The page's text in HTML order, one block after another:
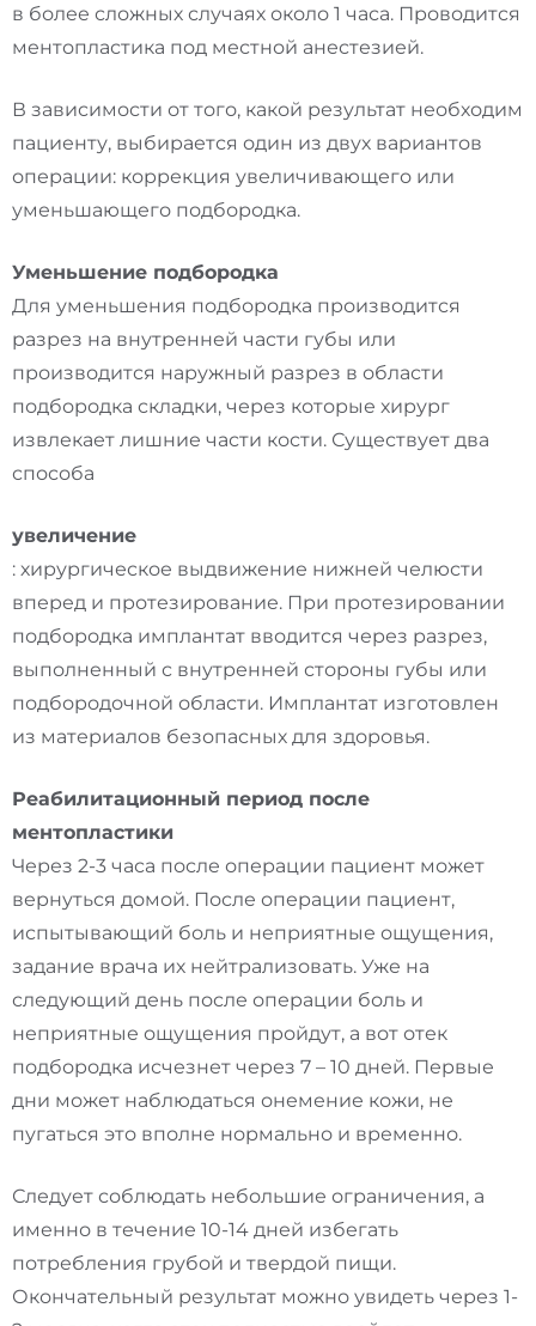
в более сложных случаях около 1 часа. Проводится
ментопластика под местной анестезией.
В зависимости от того, какой результат необходим
пациенту, выбирается один из двух вариантов
операции: коррекция увеличивающего или
уменьшающего подбородка.
Уменьшение подбородка
Для уменьшения подбородка производится
разрез на внутренней части губы или
производится наружный разрез в области
подбородка складки, через которые хирург
извлекает лишние части кости. Существует два
способа
увеличение
: хирургическое выдвижение нижней челюсти
вперед и протезирование. При протезировании
подбородка имплантат вводится через разрез,
выполненный с внутренней стороны губы или
подбородочной области. Имплантат изготовлен
из материалов безопасных для здоровья.
Реабилитационный период после
ментопластики
Через 2-3 часа после операции пациент может
вернуться домой. После операции пациент,
испытывающий боль и неприятные ощущения,
задание врача их нейтрализовать. Уже на
следующий день после операции боль и
неприятные ощущения пройдут, а вот отек
подбородка исчезнет через 7 – 10 дней. Первые
дни может наблюдаться онемение кожи, не
пугаться это вполне нормально и временно.
Следует соблюдать небольшие ограничения, а
именно в течение 10-14 дней избегать
потребления грубой и твердой пищи.
Окончательный результат можно увидеть через 1-